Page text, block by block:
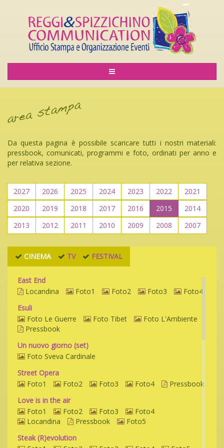
Da questa pagina è possibile scaricare tutti i nostri materiali:
pressbook, comunicati, programmi e foto, ordinati per anno e
per relativa sezione.
2027 2026 2025 2024 2023 2022
2021
2020
2019 2018 2017 2016 2015
2014
2013
2012 2011 2010 2009 2008 2007
CINEMA TV FESTIVAL
East End
Locandina
Foto1 Foto2 Foto3
Foto4
Esuli
Foto Le Guerre
Foto Tibet
Foto L'Ambiente
Pressbook
Un nuovo giorno (set)
Foto Sveva Cardinale
Street Opera
Foto1
Foto2 Foto3 Foto4
Pressbook
Love is in the air
Foto1
Foto2 Foto3
Foto4
Locandina
Pressbook
Foto5
Steak (R)evolution